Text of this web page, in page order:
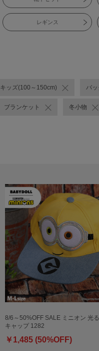
レギンス
キッズ(100～150cm) バッ
ブランケット 冬小物
8/6～50%OFF SALE ミニオン 光
キャップ 1282
￥1,485 (50%OFF)